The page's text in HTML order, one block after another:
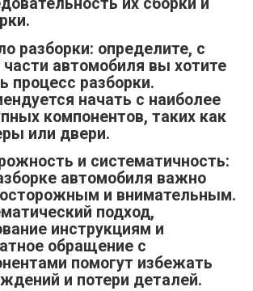
разборки: определите, с
части автомобиля вы хотите
процесс разборки.
начать с наиболее
компонентов, таких как
или двери.
и систематичность:
автомобиля важно
и внимательным.
подход,
инструкциям и
обращение с
помогут избежать
и потери деталей.